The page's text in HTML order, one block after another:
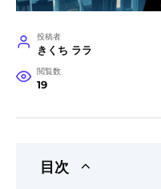
投稿者
きくち ララ
閲覧数
19
目次